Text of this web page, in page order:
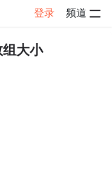
登录 频道
子详情
大小